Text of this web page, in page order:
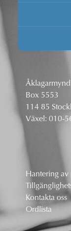
Box 5553
114 85
Växel: 010-
Hantering
Kontakta oss
Ordlista